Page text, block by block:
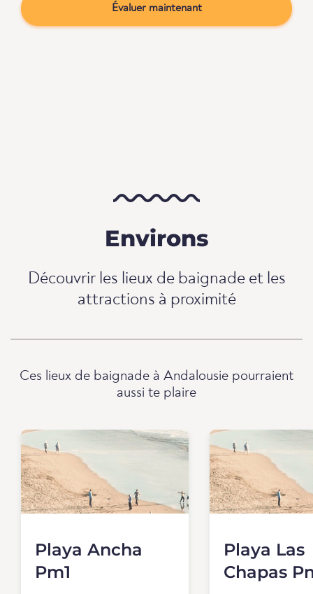
Évaluer maintenant
Environs
Découvrir les lieux de baignade et les
attractions à proximité
Ces lieux de baignade à Andalousie pourraient
aussi te plaire
Playa Ancha
Pm1
Playa Las
Chapas